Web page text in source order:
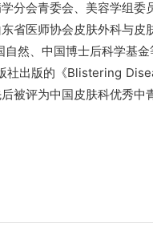
分会青委会、美容学组
省医师协会皮肤外科与
然、中国博士后科学基
出版的《Blistering
被评为中国皮肤科优秀中